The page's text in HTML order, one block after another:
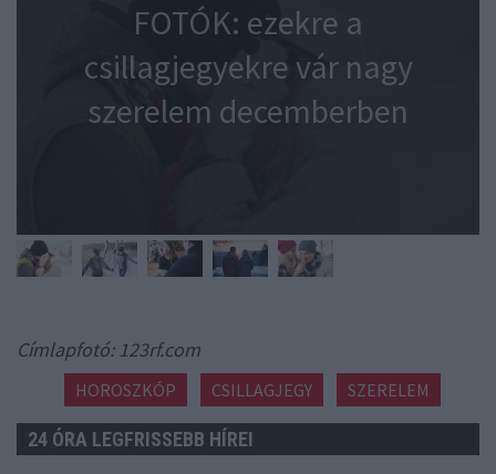
FOTÓK: ezekre a
csillagjegyekre vár nagy
szerelem decemberben
Címlapfotó: 123rf.com
HOROSZKÓP CSILLAGJEGY SZERELEM
24 ÓRA LEGFRISSEBB HÍREI